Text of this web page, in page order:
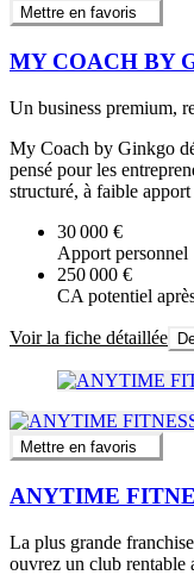
Mettre en favoris
MY COACH BY
Un business premium,
My Coach by Ginkgo
pensé pour les
structuré, à faible
30 000 €
Apport personnel
250 000 €
CA potentiel
Voir la fiche détaillée
Mettre en favoris
ANYTIME
La plus grande
ouvrez un club rentable